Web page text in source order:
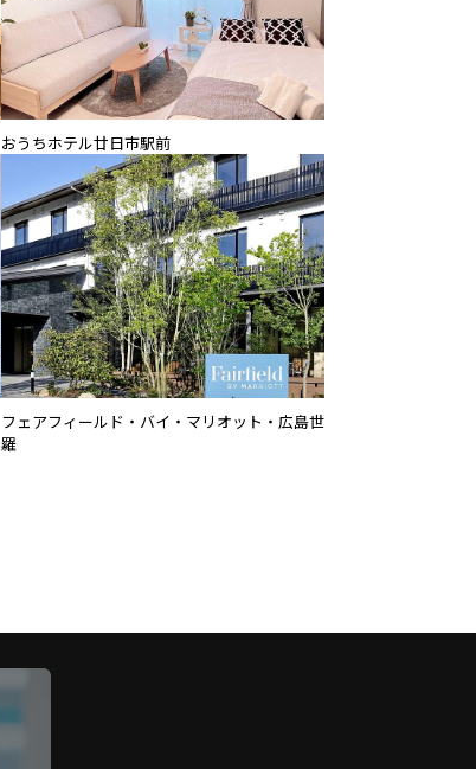
おうちホテル廿日市駅前
フェアフィールド・バイ・マリオット・広島世
羅